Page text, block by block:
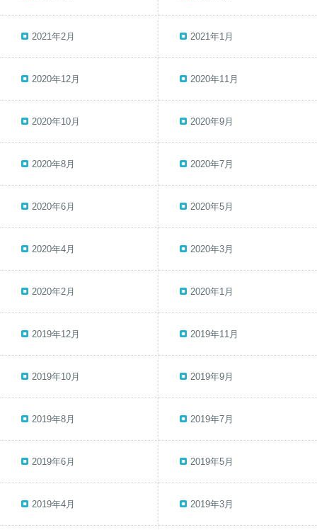
2021年2月 2021年1月
2020年12月 2020年11月
2020年10月 2020年9月
2020年8月 2020年7月
2020年6月 2020年5月
2020年4月 2020年3月
2020年2月 2020年1月
2019年12月 2019年11月
2019年10月 2019年9月
2019年8月 2019年7月
2019年6月 2019年5月
2019年4月 2019年3月